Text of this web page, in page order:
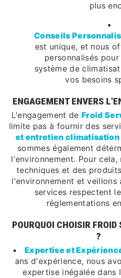
plus
Conseils
est unique, et nous
personnalisés
système de
vos besoins
ENGAGEMENT ENVERS
L'engagement de Froid
limite pas à fournir des
et entretien climatisation
sommes également
l'environnement. Pour
techniques et des
l'environnement et veillons
services respectent
réglementations
POURQUOI CHOISIR FROID
?
Expertise et
ans d'expérience, nous
expertise inégalée dans